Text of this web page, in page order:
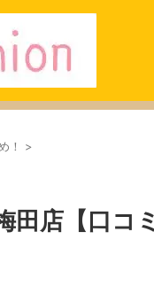
！ >
田店【口コ